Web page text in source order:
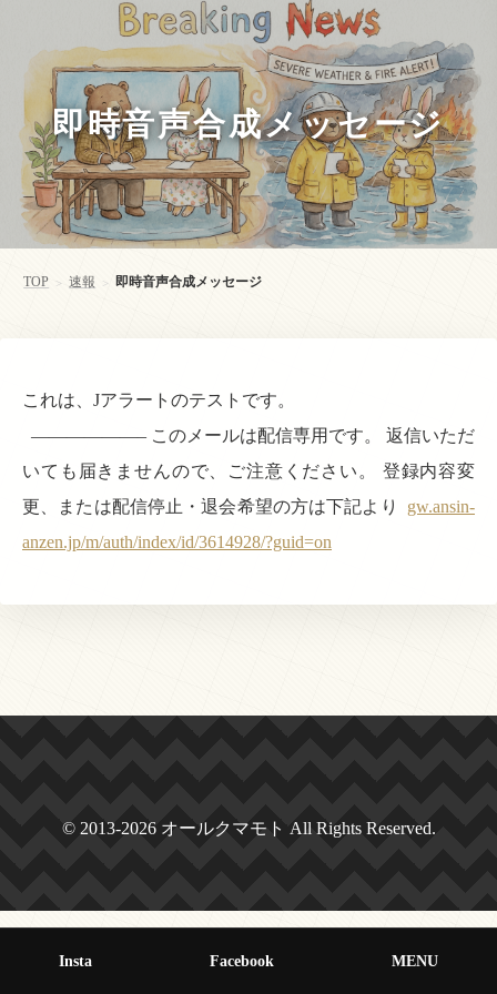
即時音声合成メッセージ
TOP > 速報 > 即時音声合成メッセージ
これは、Jアラートのテストです。
——————– このメールは配信専用です。 返信いただ
いても届きませんので、ご注意ください。 登録内容変
更、または配信停止・退会希望の方は下記より gw.ansin-
anzen.jp/m/auth/index/id/3614928/?guid=on
© 2013-2026 オールクマモト All Rights Reserved.
Insta Facebook MENU